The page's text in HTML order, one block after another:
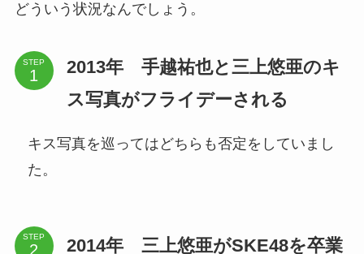
どういう状況なんでしょう。
STEP
2013年 手越祐也と三上悠亜のキ
ス写真がフライデーされる
キス写真を巡ってはどちらも否定をしていまし
た。
STEP 2014年 三上悠亜がSKE48を卒業